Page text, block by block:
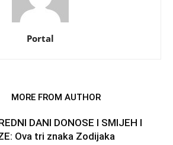
Portal
MORE FROM AUTHOR
DANI DONOSE I SMIJEH I
Ova tri znaka Zodijaka